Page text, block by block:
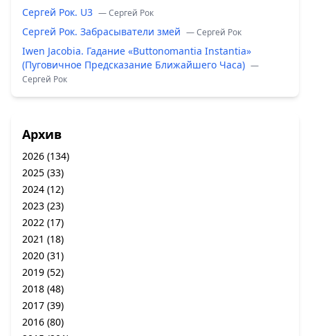
Сергей Рок. U3 — Сергей Рок
Сергей Рок. Забрасыватели змей — Сергей Рок
Iwen Jacobia. Гадание «Buttonomantia Instantia»
(Пуговичное Предсказание Ближайшего Часа) —
Сергей Рок
Архив
2026 (134)
2025 (33)
2024 (12)
2023 (23)
2022 (17)
2021 (18)
2020 (31)
2019 (52)
2018 (48)
2017 (39)
2016 (80)